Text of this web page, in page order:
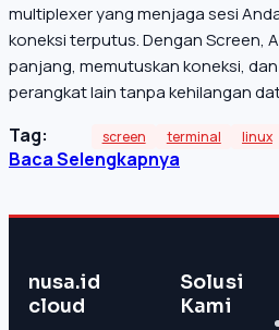
multiplexer yang menjaga sesi
koneksi terputus. Dengan Screen,
panjang, memutuskan koneksi,
perangkat lain tanpa kehilangan
Tag: screen terminal linux
Baca Selengkapnya
nusa.id
cloud
Solusi
Kami